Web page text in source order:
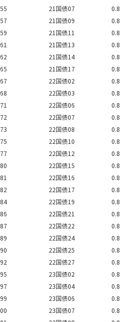
21国债07
0.8
21国债09
0.8
21国债11
0.8
21国债13
0.8
21国债14
0.8
21国债17
0.8
22国债02
0.8
22国债03
0.8
22国债06
0.8
22国债07
0.8
22国债08
0.8
22国债10
0.8
22国债12
0.8
22国债15
0.8
22国债16
0.8
22国债17
0.8
22国债19
0.8
22国债21
0.8
22国债22
0.8
22国债24
0.8
22国债25
0.8
22国债27
0.8
23国债02
0.8
23国债04
0.8
23国债06
0.8
23国债07
0.8